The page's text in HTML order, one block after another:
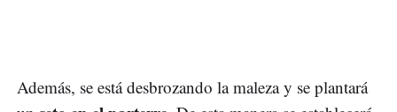
Además, se está desbrozando la maleza y se plantará